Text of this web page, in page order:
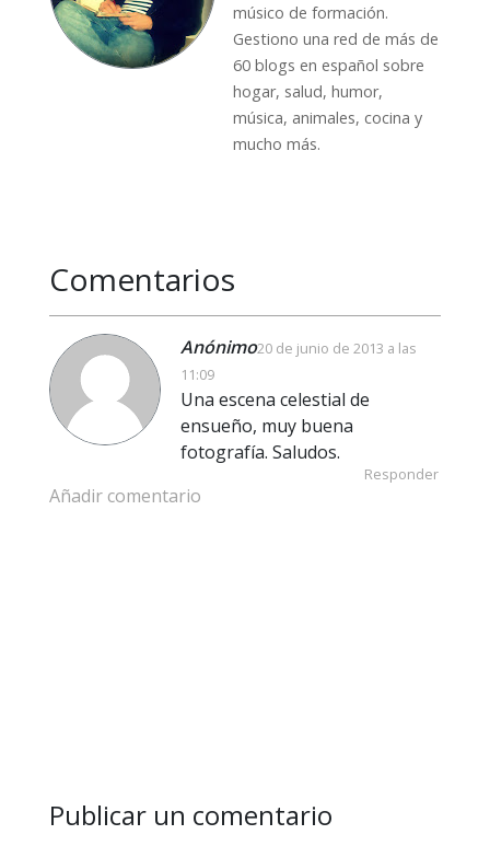
músico de formación.
Gestiono una red de más de
60 blogs en español sobre
hogar, salud, humor,
música, animales, cocina y
mucho más.
Comentarios
Anónimo20 de junio de 2013 a las
11:09
Una escena celestial de
ensueño, muy buena
fotografía. Saludos.
Responder
Añadir comentario
Publicar un comentario